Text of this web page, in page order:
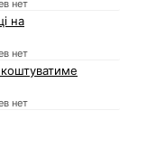
нет
на
нет
нет